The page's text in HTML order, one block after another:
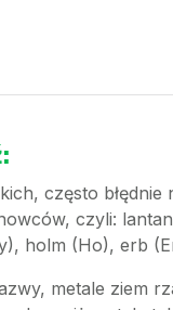
często
czyli:
holm (Ho), erb
metale ziem